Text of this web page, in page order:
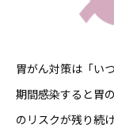
胃がん対策は「い
期間感染すると胃
のリスクが残り続